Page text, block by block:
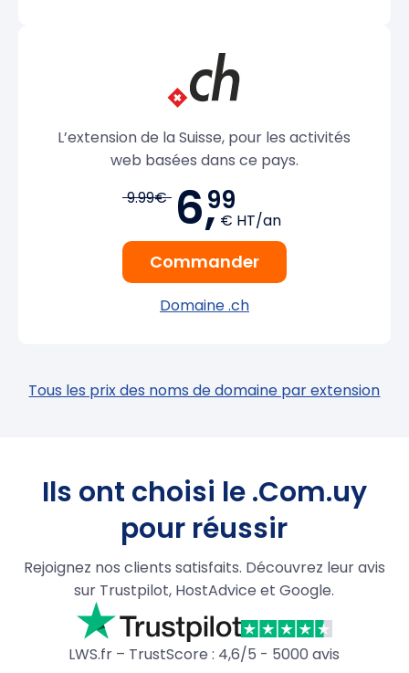
L’extension de la Suisse, pour les activités
web basées dans ce pays.
9.99€ 6,99
€ HT/an
Commander
Domaine .ch
Tous les prix des noms de domaine par extension
Ils ont choisi le .Com.uy
pour réussir
Rejoignez nos clients satisfaits. Découvrez leur avis
sur Trustpilot, HostAdvice et Google.
LWS.fr – TrustScore : 4,6/5 - 5000 avis